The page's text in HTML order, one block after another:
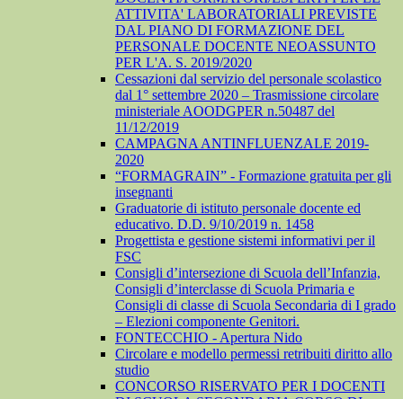
ATTIVITA' LABORATORIALI PREVISTE
DAL PIANO DI FORMAZIONE DEL
PERSONALE DOCENTE NEOASSUNTO
PER L'A. S. 2019/2020
Cessazioni dal servizio del personale scolastico
dal 1° settembre 2020 – Trasmissione circolare
ministeriale AOODGPER n.50487 del
11/12/2019
CAMPAGNA ANTINFLUENZALE 2019-
2020
“FORMAGRAIN” - Formazione gratuita per gli
insegnanti
Graduatorie di istituto personale docente ed
educativo. D.D. 9/10/2019 n. 1458
Progettista e gestione sistemi informativi per il
FSC
Consigli d’intersezione di Scuola dell’Infanzia,
Consigli d’interclasse di Scuola Primaria e
Consigli di classe di Scuola Secondaria di I grado
– Elezioni componente Genitori.
FONTECCHIO - Apertura Nido
Circolare e modello permessi retribuiti diritto allo
studio
CONCORSO RISERVATO PER I DOCENTI